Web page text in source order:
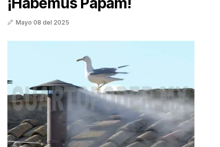
Mayo 08 del 2025